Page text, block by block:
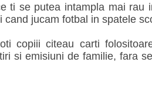
ti se putea intampla mai rau
jucam fotbal in spatele
copiii citeau carti
si emisiuni de familie, fara